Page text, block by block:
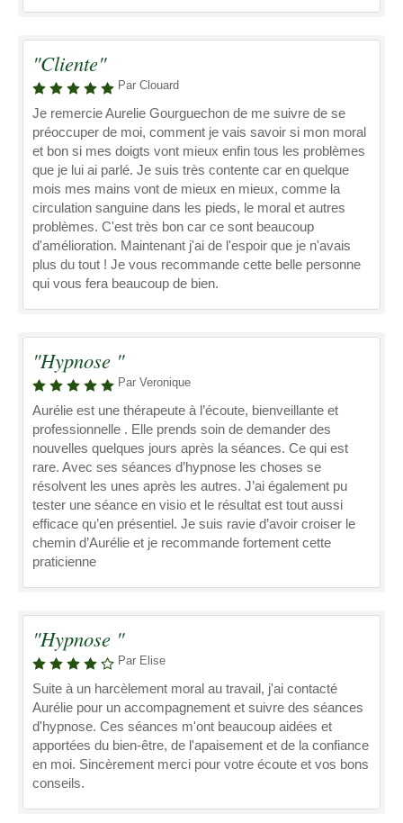
"Cliente"
Par Clouard
Je remercie Aurelie Gourguechon de me suivre de se
préoccuper de moi, comment je vais savoir si mon moral
et bon si mes doigts vont mieux enfin tous les problèmes
que je lui ai parlé. Je suis très contente car en quelque
mois mes mains vont de mieux en mieux, comme la
circulation sanguine dans les pieds, le moral et autres
problèmes. C'est très bon car ce sont beaucoup
d'amélioration. Maintenant j'ai de l'espoir que je n'avais
plus du tout ! Je vous recommande cette belle personne
qui vous fera beaucoup de bien.
"Hypnose "
Par Veronique
Aurélie est une thérapeute à l’écoute, bienveillante et
professionnelle . Elle prends soin de demander des
nouvelles quelques jours après la séances. Ce qui est
rare. Avec ses séances d’hypnose les choses se
résolvent les unes après les autres. J’ai également pu
tester une séance en visio et le résultat est tout aussi
efficace qu’en présentiel. Je suis ravie d’avoir croiser le
chemin d’Aurélie et je recommande fortement cette
praticienne
"Hypnose "
Par Elise
Suite à un harcèlement moral au travail, j'ai contacté
Aurélie pour un accompagnement et suivre des séances
d'hypnose. Ces séances m'ont beaucoup aidées et
apportées du bien-être, de l'apaisement et de la confiance
en moi. Sincèrement merci pour votre écoute et vos bons
conseils.